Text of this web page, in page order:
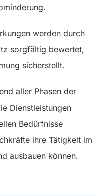
werden durch
sorgfältig bewertet,
sicherstellt.
aller Phasen der
Dienstleistungen
Bedürfnisse
ihre Tätigkeit im
ausbauen können.